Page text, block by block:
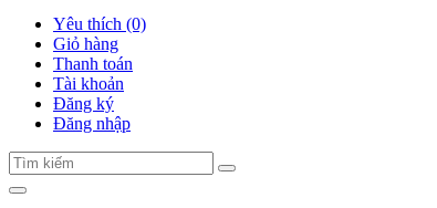
Yêu thích (0)
Giỏ hàng
Thanh toán
Tài khoản
Đăng ký
Đăng nhập